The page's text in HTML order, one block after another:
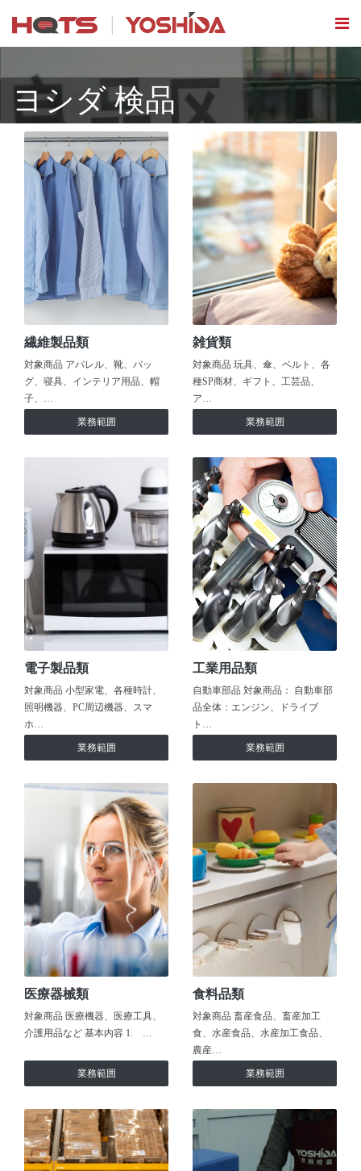
ヨシダ 検品
繊維製品類
対象商品 アパレル、靴、バッ
グ、寝具、インテリア用品、帽
子、…
業務範囲
雑貨類
対象商品 玩具、傘、ベルト、各
種SP商材、ギフト、工芸品、
ア…
業務範囲
電子製品類
対象商品 小型家電、各種時計、
照明機器、PC周辺機器、スマ
ホ…
業務範囲
工業用品類
自動車部品 対象商品： 自動車部
品全体：エンジン、ドライブ
ト…
業務範囲
医療器械類
対象商品 医療機器、医療工具、
介護用品など 基本内容 1. …
業務範囲
食料品類
対象商品 畜産食品、畜産加工
食、水産食品、水産加工食品、
農産…
業務範囲